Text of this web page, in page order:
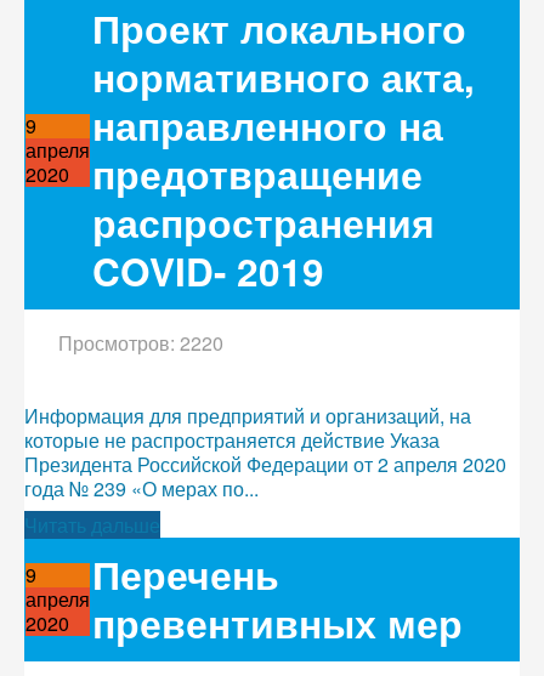
9
апреля
2020
Проект локального
нормативного акта,
направленного на
предотвращение
распространения
COVID- 2019
Просмотров: 2220
Информация для предприятий и организаций, на
которые не распространяется действие Указа
Президента Российской Федерации от 2 апреля 2020
года № 239 «О мерах по...
Читать дальше
9
апреля
2020
Перечень
превентивных мер